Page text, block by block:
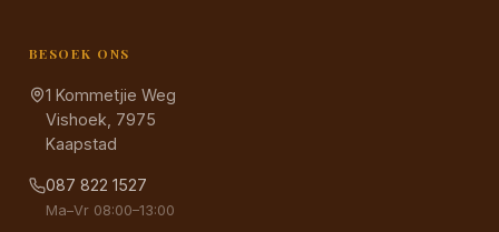
BESOEK ONS
1 Kommetjie Weg
Vishoek, 7975
Kaapstad
087 822 1527
Ma–Vr 08:00–13:00